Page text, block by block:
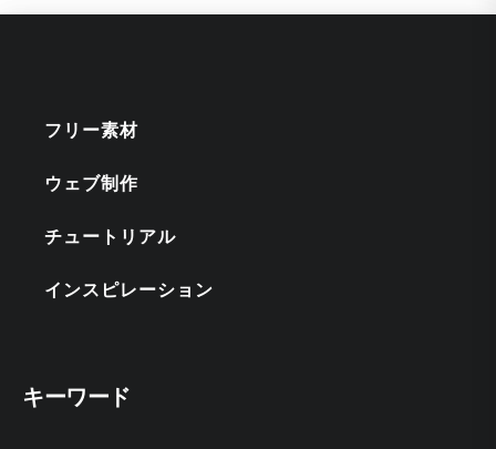
フリー素材
ウェブ制作
チュートリアル
インスピレーション
キーワード